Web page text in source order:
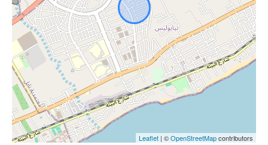
Leaflet | ©OpenStreetMapcontributors